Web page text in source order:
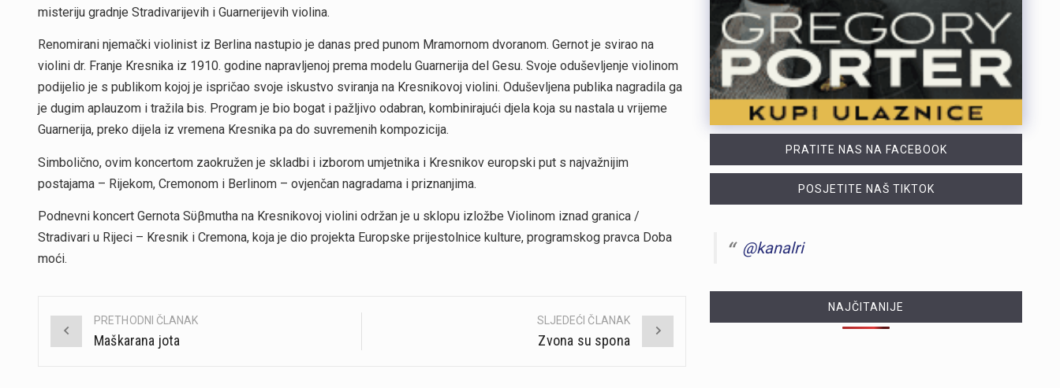
misteriju gradnje Stradivarijevih i Guarnerijevih violina.
Renomirani njemački violinist iz Berlina nastupio je danas pred punom Mramornom dvoranom. Gernot je svirao na
violini dr. Franje Kresnika iz 1910. godine napravljenoj prema modelu Guarnerija del Gesu. Svoje oduševljenje violinom
podijelio je s publikom kojoj je ispričao svoje iskustvo sviranja na Kresnikovoj violini. Oduševljena publika nagradila ga
je dugim aplauzom i tražila bis. Program je bio bogat i pažljivo odabran, kombinirajući djela koja su nastala u vrijeme
Guarnerija, preko dijela iz vremena Kresnika pa do suvremenih kompozicija.
Simbolično, ovim koncertom zaokružen je skladbi i izborom umjetnika i Kresnikov europski put s najvažnijim
postajama – Rijekom, Cremonom i Berlinom – ovjenčan nagradama i priznanjima.
Podnevni koncert Gernota Sϋβmutha na Kresnikovoj violini održan je u sklopu izložbe Violinom iznad granica /
Stradivari u Rijeci – Kresnik i Cremona, koja je dio projekta Europske prijestolnice kulture, programskog pravca Doba
moći.
Post
PRETHODNI ČLANAK
Maškarana jota
SLJEDEĆI ČLANAK
Zvona su spona
PRATITE NAS NA FACEBOOK
POSJETITE NAŠ TIKTOK
@kanalri
NAJČITANIJE